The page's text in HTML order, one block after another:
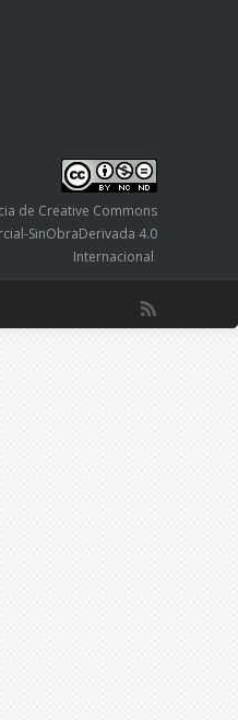
de Creative Commons
SinObraDerivada 4.0
Internacional